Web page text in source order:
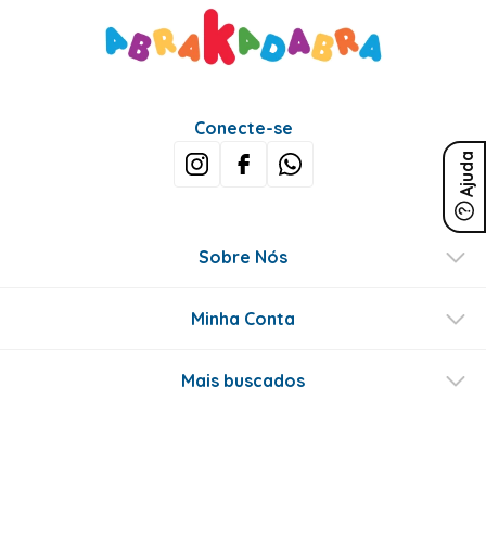
Ajuda
Conecte-se
Sobre Nós
Minha Conta
Mais buscados